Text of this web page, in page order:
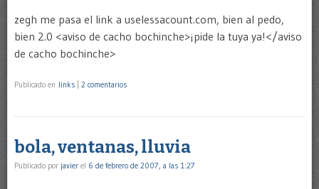
zegh me pasa el link a uselessacount.com, bien al pedo,
bien 2.0 <aviso de cacho bochinche>¡pide la tuya ya!</aviso
de cacho bochinche>
Publicado en links 2 comentarios
bola, ventanas, lluvia
Publicado por javier el 6 de febrero de 2007, a las 1:27